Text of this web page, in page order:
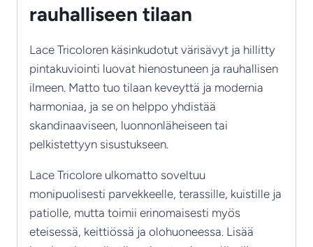
rauhalliseen tilaan
Lace Tricoloren käsinkudotut värisävyt ja hillitty
pintakuviointi luovat hienostuneen ja rauhallisen
ilmeen. Matto tuo tilaan keveyttä ja modernia
harmoniaa, ja se on helppo yhdistää
skandinaaviseen, luonnonläheiseen tai
pelkistettyyn sisustukseen.
Lace Tricolore ulkomatto soveltuu
monipuolisesti parvekkeelle, terassille, kuistille ja
patiolle, mutta toimii erinomaisesti myös
eteisessä, keittiössä ja olohuoneessa. Lisää